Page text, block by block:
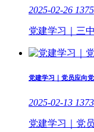
2025-02-26 1375
党建学习｜三
党建学习｜党员应向
2025-02-13 1373
党建学习｜党